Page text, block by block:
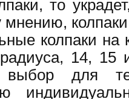
то
колпаки
14,
выбор для